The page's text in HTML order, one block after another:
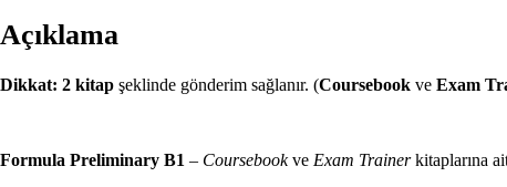
ve
Exam
adet
Açıklama
Dikkat: 2 kitap şeklinde gönderim sağlanır. (Coursebook ve Exam
Formula Preliminary B1 – Coursebookve Exam Trainerkitaplarına